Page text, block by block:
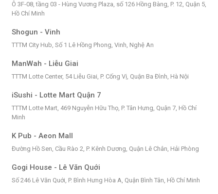
Ô 3F-08, tầng 03 - Hùng Vương Plaza, số 126 Hồng Bàng, P. 12, Quận 5,
Hồ Chí Minh
Shogun - Vinh
TTTM City Hub, Số 1 Lê Hồng Phong, Vinh, Nghệ An
ManWah - Liễu Giai
TTTM Lotte Center, 54 Liễu Giai, P. Cống Vị, Quận Ba Đình, Hà Nội
iSushi - Lotte Mart Quận 7
TTTM Lotte Mart, 469 Nguyễn Hữu Thọ, P. Tân Hưng, Quận 7, Hồ Chí
Minh
K Pub - Aeon Mall
Đường Hồ Sen, Cầu Rào 2, P. Kênh Dương, Quận Lê Chân, Hải Phòng
Gogi House - Lê Văn Quới
Số 246 Lê Văn Quới, P. Bình Hưng Hòa A, Quận Bình Tân, Hồ Chí Minh